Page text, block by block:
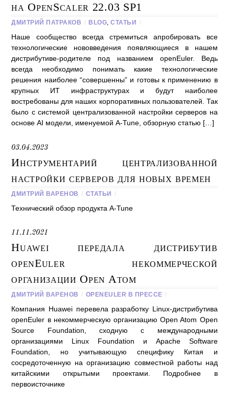
на OpenScaler 22.03 SP1
ДМИТРИЙ ПАТРАКОВ / BLOG,СТАТЬИ /
Наше сообщество всегда стремиться апробировать все
технологические нововведения появляющиеся в нашем
дистрибутиве-родителе под названием openEuler. Ведь
всегда необходимо понимать какие технологические
решения наиболее “совершенны” и готовы к применению в
крупных ИТ инфраструктурах и будут наиболее
востребованы для наших корпоративных пользователей. Так
было с системой централизованной настройки серверов на
основе AI модели, именуемой A-Tune, обзорную статью […]
03.04.2023
Инструментарий централизованной
настройки серверов для новых времен
ДМИТРИЙ ВАРЕНОВ / СТАТЬИ /
Технический обзор продукта A-Tune
11.11.2021
Huawei передала дистрибутив
openEuler некоммерческой
организации Open Atom
ДМИТРИЙ ВАРЕНОВ / OPENEULER В ПРЕССЕ /
Компания Huawei перевела разработку Linux-дистрибутива
openEuler в некоммерческую организацию Open Atom Open
Source Foundation, сходную с международными
организациями Linux Foundation и Apache Software
Foundation, но учитывающую специфику Китая и
сосредоточенную на организацию совместной работы над
китайскими открытыми проектами. Подробнее в
первоисточнике